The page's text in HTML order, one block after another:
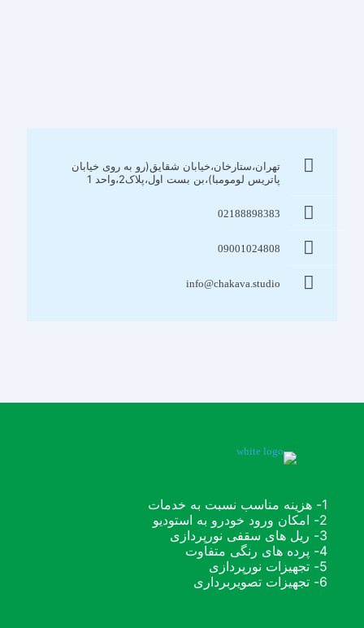
تهران،ستارخان،خیابان شقایق(رو به روی خیابان
پاتریس لومومبا)،بن بست اول،پلاک2،واحد 1
02188898383
09001024808
info@chakava.studio
1- هزینه مناسب نسبت به خدمات
2- امکان ورود خودرو به استودیو
3- ریل های سقفی نورپردازی
4- پرده های رنگی متفاوت
5- تجهیزات نورپردازی
6- تجهیزات تصویربرداری